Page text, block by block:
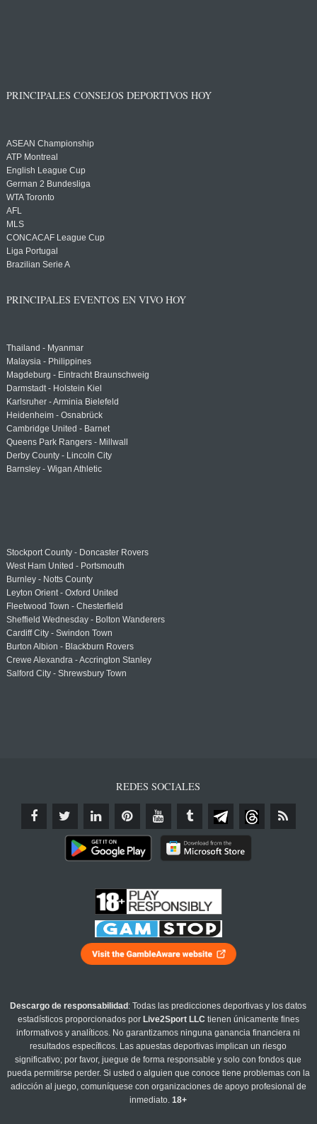
PRINCIPALES CONSEJOS DEPORTIVOS HOY
ASEAN Championship
ATP Montreal
English League Cup
German 2 Bundesliga
WTA Toronto
AFL
MLS
CONCACAF League Cup
Liga Portugal
Brazilian Serie A
PRINCIPALES EVENTOS EN VIVO HOY
Thailand - Myanmar
Malaysia - Philippines
Magdeburg - Eintracht Braunschweig
Darmstadt - Holstein Kiel
Karlsruher - Arminia Bielefeld
Heidenheim - Osnabrück
Cambridge United - Barnet
Queens Park Rangers - Millwall
Derby County - Lincoln City
Barnsley - Wigan Athletic
Stockport County - Doncaster Rovers
West Ham United - Portsmouth
Burnley - Notts County
Leyton Orient - Oxford United
Fleetwood Town - Chesterfield
Sheffield Wednesday - Bolton Wanderers
Cardiff City - Swindon Town
Burton Albion - Blackburn Rovers
Crewe Alexandra - Accrington Stanley
Salford City - Shrewsbury Town
REDES SOCIALES
Descargo de responsabilidad : Todas las predicciones deportivas y los datos
estadísticos proporcionados por Live2Sport LLC tienen únicamente fines
informativos y analíticos. No garantizamos ninguna ganancia financiera ni
resultados específicos. Las apuestas deportivas implican un riesgo
significativo; por favor, juegue de forma responsable y solo con fondos que
pueda permitirse perder. Si usted o alguien que conoce tiene problemas con la
adicción al juego, comuníquese con organizaciones de apoyo profesional de
inmediato.18+